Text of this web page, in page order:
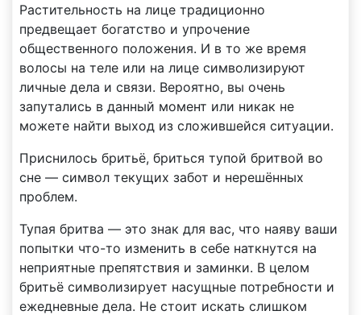
Растительность на лице традиционно
предвещает богатство и упрочение
общественного положения. И в то же время
волосы на теле или на лице символизируют
личные дела и связи. Вероятно, вы очень
запутались в данный момент или никак не
можете найти выход из сложившейся ситуации.
Приснилось бритьё, бриться тупой бритвой во
сне — символ текущих забот и нерешённых
проблем.
Тупая бритва — это знак для вас, что наяву ваши
попытки что-то изменить в себе наткнутся на
неприятные препятствия и заминки. В целом
бритьё символизирует насущные потребности и
ежедневные дела. Не стоит искать слишком